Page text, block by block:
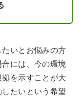
いとお悩みの方
には、今の環境
を示すことが大
たいという希望